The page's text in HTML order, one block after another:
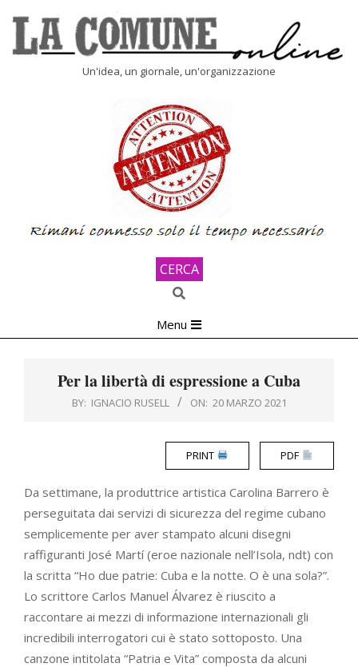
content
Un'idea, un giornale, un'organizzazione
CERCA
Search
Navigation
Menu
Per la libertà di espressione a Cuba
BY: IGNACIO RUSELL ON: 20 MARZO 2021
PRINT PDF
Da settimane, la produttrice artistica Carolina Barrero è
perseguitata dai servizi di sicurezza del regime cubano
semplicemente per aver stampato alcuni disegni
raffiguranti José Martí (eroe nazionale nell’Isola, ndt) con
la scritta “Ho due patrie: Cuba e la notte. O è una sola?”.
Lo scrittore Carlos Manuel Álvarez è riuscito a
raccontare ai mezzi di informazione internazionali gli
incredibili interrogatori cui è stato sottoposto. Una
canzone intitolata “Patria e Vita” composta da alcuni